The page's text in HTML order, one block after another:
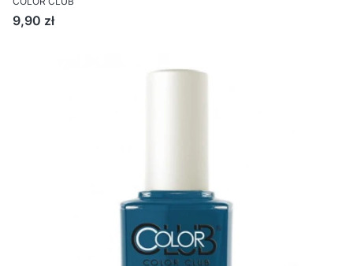
Cena
9,90 zł